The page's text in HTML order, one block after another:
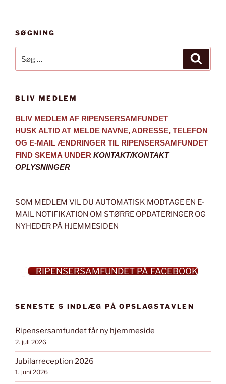
SØGNING
efter:
BLIV MEDLEM
BLIV MEDLEM AF RIPENSERSAMFUNDET
HUSK ALTID AT MELDE NAVNE, ADRESSE, TELEFON
OG E-MAIL ÆNDRINGER TIL RIPENSERSAMFUNDET
FIND SKEMA UNDER KONTAKT/KONTAKT
OPLYSNINGER
SOM MEDLEM VIL DU AUTOMATISK MODTAGE EN E-
MAIL NOTIFIKATION OM STØRRE OPDATERINGER OG
NYHEDER PÅ HJEMMESIDEN
RIPENSERSAMFUNDET PÅ FACEBOOK
SENESTE 5 INDLÆG PÅ OPSLAGSTAVLEN
Ripensersamfundet får ny hjemmeside
2. juli 2026
Jubilarreception 2026
1. juni 2026